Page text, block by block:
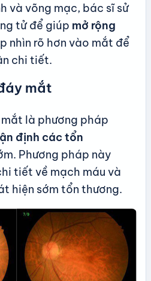
và võng mạc, bác sĩ sử
tử để giúp mở rộng
nhìn rõ hơn vào mắt để
chi tiết.
mắt
là phương pháp
định các tổn
Phương pháp này
tiết về mạch máu và
hiện sớm tổn thương.